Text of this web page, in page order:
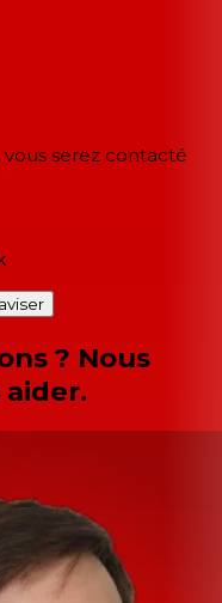
serez contacté
? Nous